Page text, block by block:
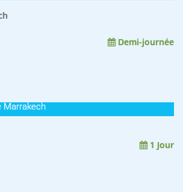
Demi-journée
Marrakech
1 Jour